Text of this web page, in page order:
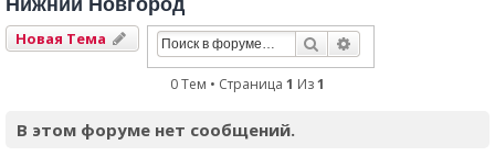
Новая Тема Поиск
0 Тем • Страница 1 Из1
В этом форуме нет сообщений.